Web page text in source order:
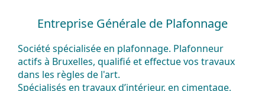
Entreprise Générale de Plafonnage
Société spécialisée en plafonnage. Plafonneur
actifs à Bruxelles, qualifié et effectue vos travaux
dans les règles de l'art.
Spécialisés en travaux d’intérieur, en cimentage,